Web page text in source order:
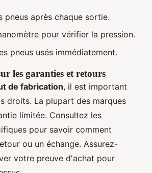
pneus après chaque sortie.
pour vérifier la pression.
pneus usés immédiatement.
les garanties et retours
de fabrication, il est important
droits. La plupart des marques
limitée. Consultez les
pour savoir comment
ou un échange. Assurez-
votre preuve d'achat pour